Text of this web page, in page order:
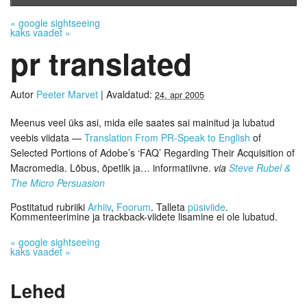
« google sightseeing
kaks vaadet »
pr translated
Autor Peeter Marvet | Avaldatud: 24. apr 2005
Meenus veel üks asi, mida eile saates sai mainitud ja lubatud
veebis viidata — Translation From PR-Speak to English of
Selected Portions of Adobe’s ‘FAQ’ Regarding Their Acquisition of
Macromedia. Lõbus, õpetlik ja… informatiivne. via Steve Rubel &
The Micro Persuasion
Postitatud rubriiki Arhiiv, Foorum. Talleta püsiviide.
Kommenteerimine ja trackback-viidete lisamine ei ole lubatud.
« google sightseeing
kaks vaadet »
Lehed